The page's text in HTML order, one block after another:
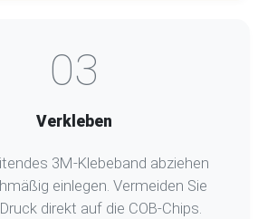
03
Verkleben
3M-Klebeband abziehen
einlegen. Vermeiden Sie
direkt auf die COB-Chips.